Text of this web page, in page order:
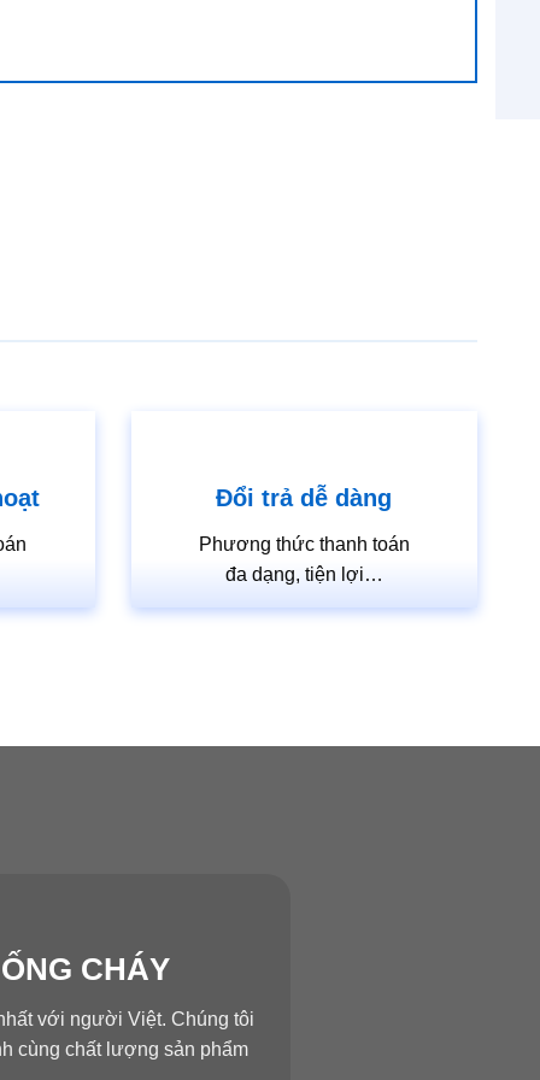
Đổi trả dễ dàng
Phương thức thanh toán
đa dạng, tiện lợi…
CHÁY
với người Việt. Chúng tôi
cùng chất lượng sản phẩm